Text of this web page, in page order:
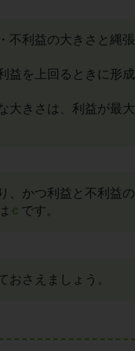
不利益の大きさと縄
益を上回るときに形
大きさは、利益が最
、かつ利益と不利益
c です。
おさえましょう。